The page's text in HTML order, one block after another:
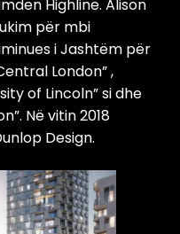
Highline. Alison
për mbi
i Jashtëm për
London” ,
of Lincoln” si dhe
Në vitin 2018
Design.